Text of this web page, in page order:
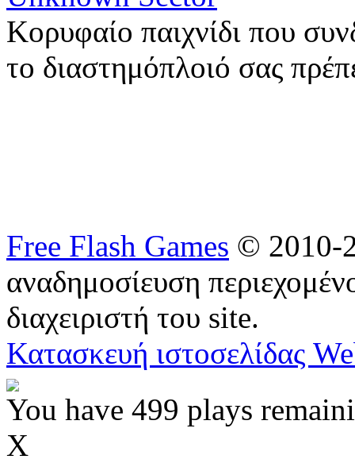
Κορυφαίο παιχνίδι που
το διαστημόπλοιό σας
Free Flash Games © 2010-
αναδημοσίευση
διαχειριστή του site.
Κατασκευή ιστοσελίδας
You have 499 plays
X